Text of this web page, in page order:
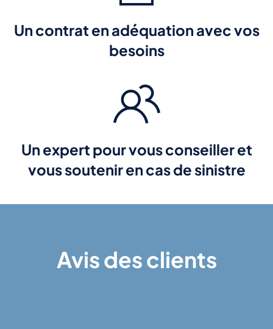
Un contrat en adéquation avec vos
besoins
Un expert pour vous conseiller et
vous soutenir en cas de sinistre
Avis des clients